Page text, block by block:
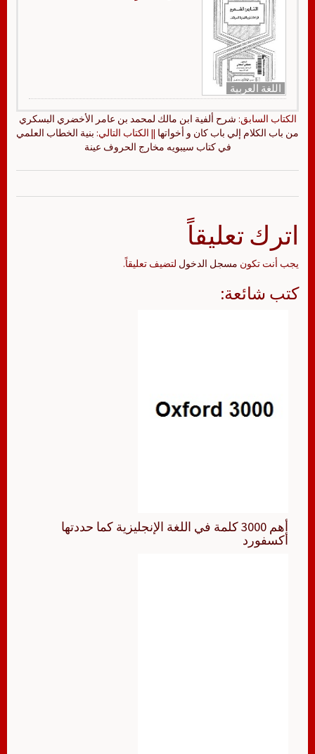
اللغة العربية
الكتاب السابق: شرح ألفية ابن مالك لمحمد بن عامر الأخضري البسكري
من باب الكلام إلي باب كان و أخواتها || الكتاب التالي: بنية الخطاب العلمي
في كتاب سيبويه مخارج الحروف عينة
اترك تعليقاً
يجب أنت تكون مسجل الدخول لتضيف تعليقاً.
كتب شائعة:
أهم 3000 كلمة في اللغة الإنجليزية كما حددتها
أكسفورد